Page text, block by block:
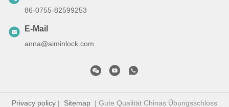
86-0755-82599253
E-Mail
anna@aiminlock.com
Privacy policy | Sitemap | Gute Qualität Chinas Übungsschloss